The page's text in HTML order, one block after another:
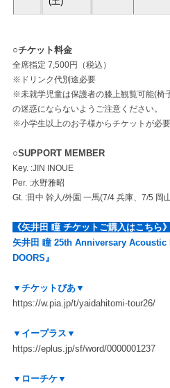
○チケット料金
全席指定 7,500円（税込）
※ドリンク代別途必要
※未就学児童は保護者の膝上観覧可能(椅
の迷惑にならないようご注意ください。
※小学生以上のお子様からチケットが必要
○SUPPORT MEMBER
Key. :JIN INOUE
Per. :水野雅昭
Gt. :田中 幹人/外園 一馬(7/4 兵庫、7/5 岡
《矢井田 瞳 チケットご購入はこちら》
矢井田 瞳 25th Anniversary Acoustic
DOORS』
▼チケットぴあ▼
https://w.pia.jp/t/yaidahitomi-tour26/
▼イープラス▼
https://eplus.jp/sf/word/0000001237
▼ローチケ▼